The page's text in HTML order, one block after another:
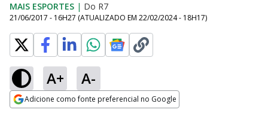
MAIS ESPORTES | Do R7
21/06/2017 - 16H27 (ATUALIZADO EM 22/02/2024 - 18H17)
A+ A-
Adicione como fonte preferencial no Google